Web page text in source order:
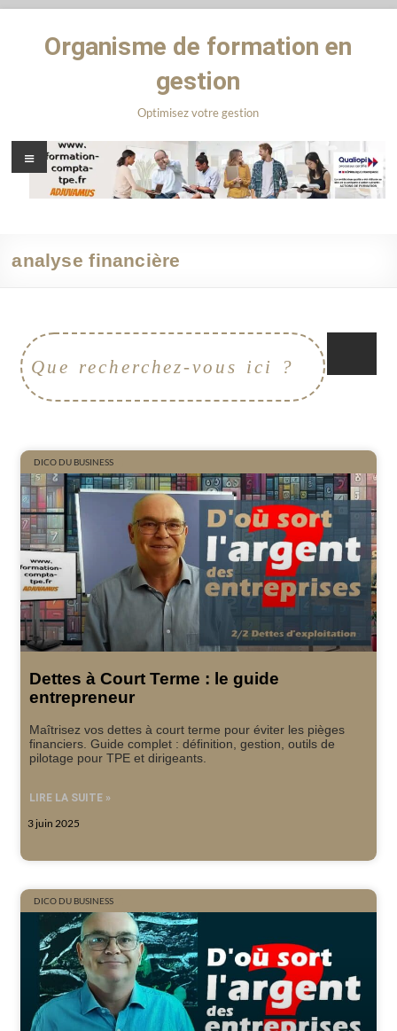
Organisme de formation en
gestion
Optimisez votre gestion
analyse financière
DICO DU BUSINESS
Dettes à Court Terme : le guide
entrepreneur
Maîtrisez vos dettes à court terme pour éviter les pièges
financiers. Guide complet : définition, gestion, outils de
pilotage pour TPE et dirigeants.
LIRE LA SUITE »
3 juin 2025
DICO DU BUSINESS